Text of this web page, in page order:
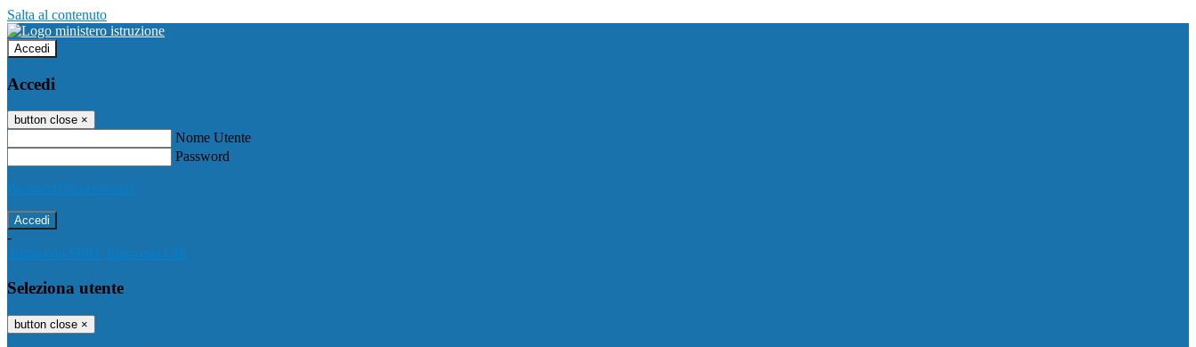
Salta al contenuto
Accedi
Accedi
button close ×
Nome Utente
Password
Password dimenticata?
-
Entra con SPID
Entra con CIE
Seleziona utente
button close ×